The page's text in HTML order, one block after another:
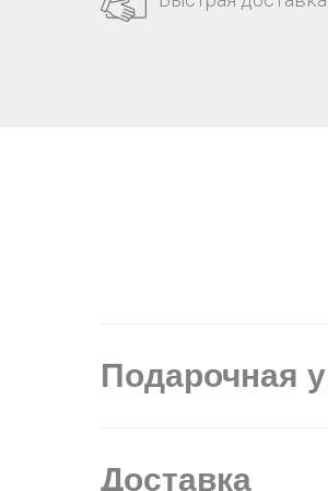
Подарочная
Доставка